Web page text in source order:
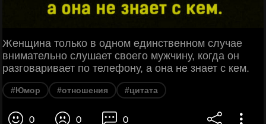
Женщина только в одном единственном случае
внимательно слушает своего мужчину, когда он
разговаривает по телефону, а она не знает с кем.
#Юмор #отношения #цитата
0 0 0